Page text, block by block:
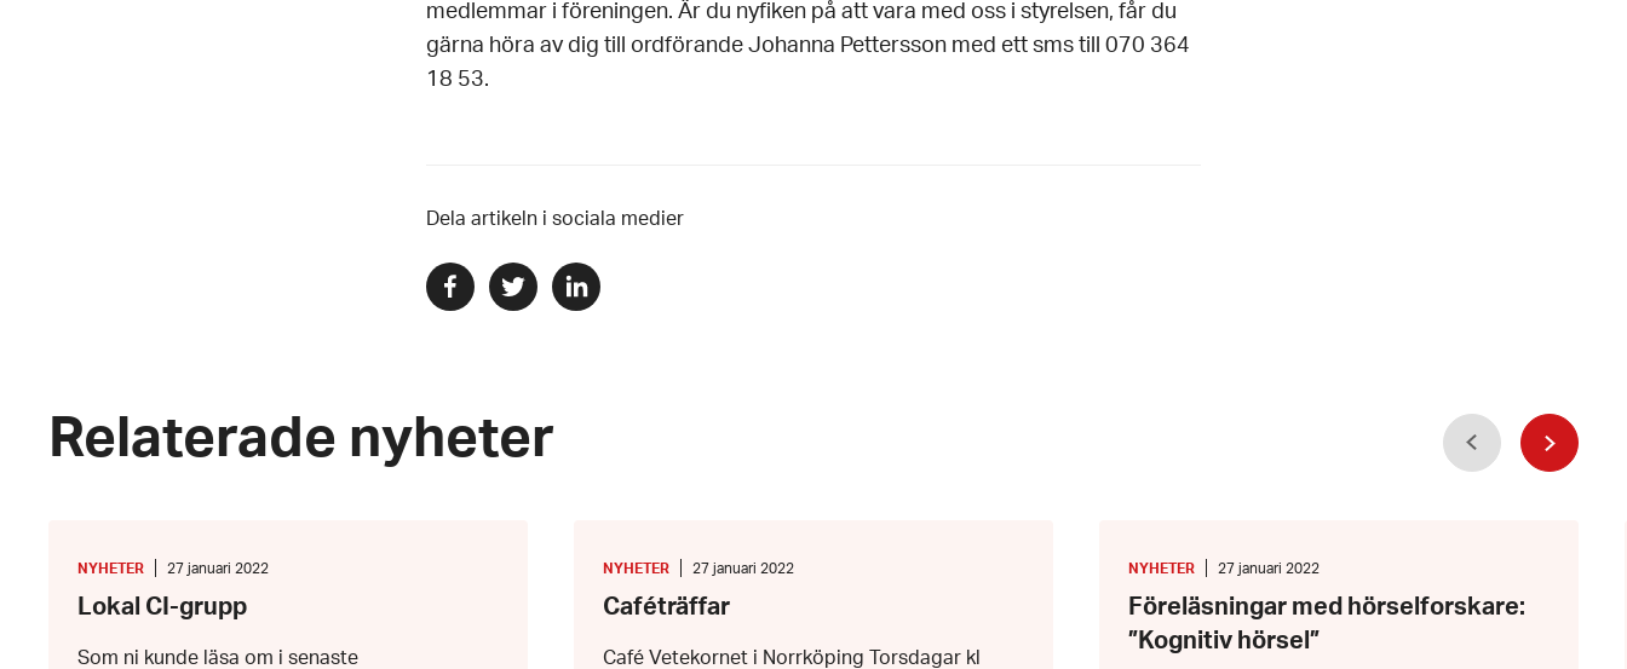
medlemmar i föreningen. Är du nyfiken på att vara med oss i styrelsen, får du
gärna höra av dig till ordförande Johanna Pettersson med ett sms till 070 364
18 53.
Dela artikeln i sociala medier
Dela
via
facebook
Dela
via
twitter
Dela
via
linkedin
Relaterade nyheter Föregående
gruppKATEGORI
NYHETER
Datum:
januari
27 januari 2022
Lokal CI-grupp
Som ni kunde läsa om i senaste
KATEGORI
NYHETER
Datum:
januari
27 januari 2022
Caféträffar
Café Vetekornet i Norrköping Torsdagar kl
hörselforskare:
hörsel”
KATEGORI
NYHETER
Datum:
januari
27 januari 2022
Föreläsningar med hörselforskare:
”Kognitiv hörsel”
Nästa